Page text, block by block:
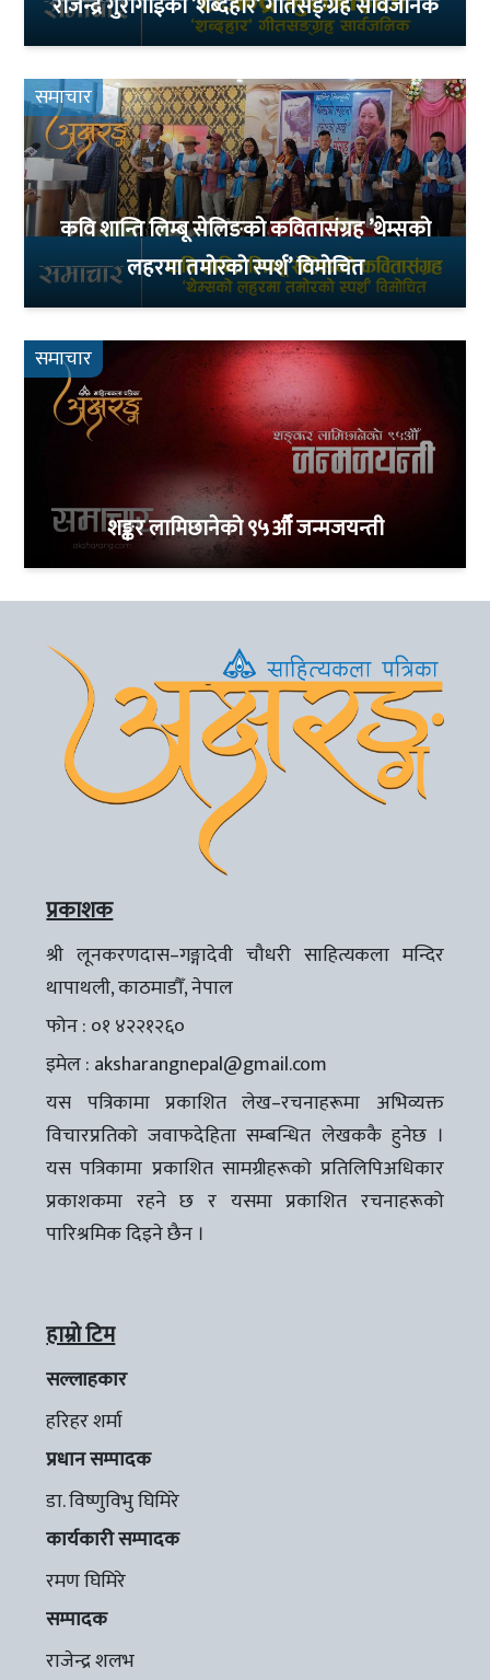
समाचार
कवि शान्ति लिम्बू सेलिङको कवितासंग्रह ’थेम्सको
लहरमा तमोरको स्पर्श’ विमोचित
समाचार
शङ्कर लामिछानेको ९५औँ जन्मजयन्ती
प्रकाशक
श्री लूनकरणदास–गङ्गादेवी चौधरी साहित्यकला मन्दिर
थापाथली, काठमाडौँ, नेपाल
फोन : ०१ ४२२१२६०
इमेल : aksharangnepal@gmail.com
यस पत्रिकामा प्रकाशित लेख–रचनाहरूमा अभिव्यक्त
विचारप्रतिको जवाफदेहिता सम्बन्धित लेखककै हुनेछ ।
यस पत्रिकामा प्रकाशित सामग्रीहरूको प्रतिलिपिअधिकार
प्रकाशकमा रहने छ र यसमा प्रकाशित रचनाहरूको
पारिश्रमिक दिइने छैन ।
हाम्रो टिम
सल्लाहकार
हरिहर शर्मा
प्रधान सम्पादक
डा. विष्णुविभु घिमिरे
कार्यकारी सम्पादक
रमण घिमिरे
सम्पादक
राजेन्द्र शलभ